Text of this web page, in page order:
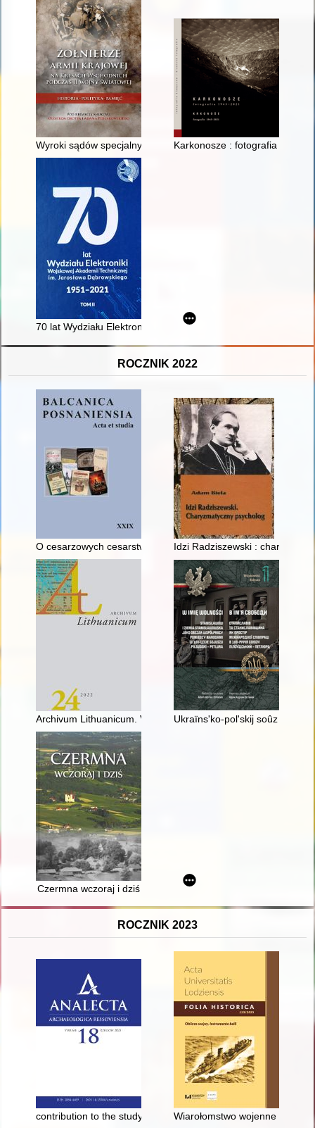
Wyroki sądów specjalnych Polskiego Państwa Podziemnego
Karkonosze : fotografia
70 lat Wydziału Elektroniki Wojskowej Akademii Technicznej :
ROCZNIK 2022
O cesarzowych cesarstwa Łacińskiego (1204-1261). (3),
Idzi Radziszewski :
Archivum Lithuanicum. V. 24 (2022)Ukraїns'ko-pol'skij soûz 1920
Czermna wczoraj i dziś
ROCZNIK 2023
contribution to the study of traces of psychotropic
Wiarołomstwo wojenne =